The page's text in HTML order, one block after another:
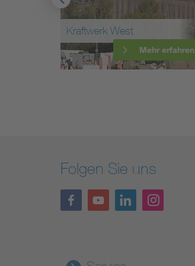
Kraftwerk West
Mehr erfahren
Folgen Sie uns